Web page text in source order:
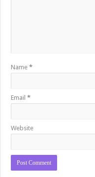
Name*
Email*
Website